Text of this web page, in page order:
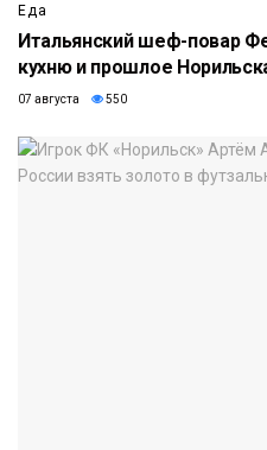
Еда
Итальянский шеф-повар
кухню и прошлое
07 августа 550